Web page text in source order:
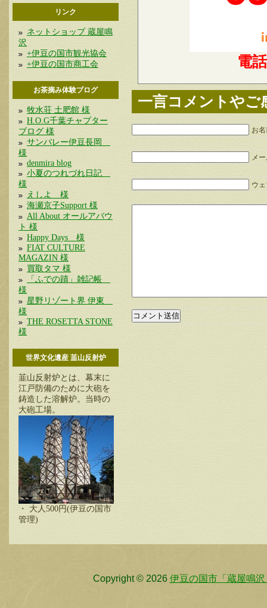
リンク
ネットショップ 蔵屋鳴
沢
+伊豆の国市観光協会
+伊豆の国市商工会
お茶摘み体験ブログ
牧水荘 土肥館 様
H.O.G千葉チャプター
ブログ 様
サンバレー伊豆長岡
様
denmira blog
小夏のつれづれ日記
様
えしよ 様
海瀬京子Support 様
All About オールアバウ
ト 様
Happy Days 様
FIAT CULTURE
MAGAZIN 様
買取タマ 様
「ふでの蹟」雑記帳
様
星野リゾート界 伊東
様
THE ROSETTA STONE
様
世界文化遺産 韮山反射炉
韮山反射炉とは、幕末に
江戸防備のために大砲を
鋳造した溶解炉。当時の
大砲工場。
・ 大人500円(伊豆の国市
管理)
電話
一言コメントやご
お
メ
ウ
Copyright © 2026 伊豆の国市「蔵屋鳴